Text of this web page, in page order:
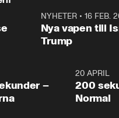
NYHETER• 16 FEB.
Nya vapen till
Trump
4:23
–
20 APRIL
200
Normal